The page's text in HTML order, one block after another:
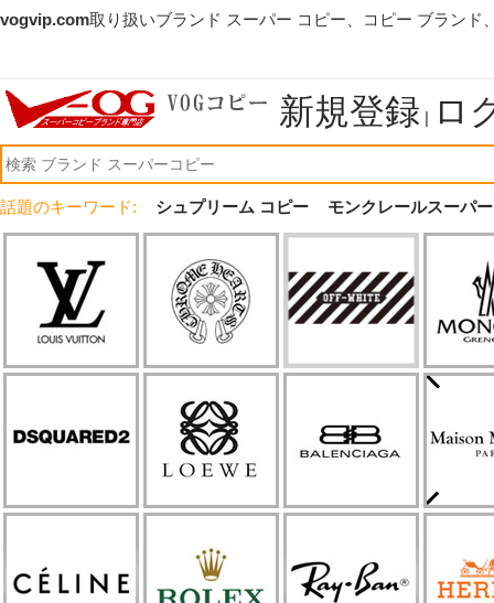
vogvip.com取り扱いブランド スーパー コピー、コピー ブランド
新規登録 | ロ
話題のキーワード: シュプリーム コピー モンクレールスーパ